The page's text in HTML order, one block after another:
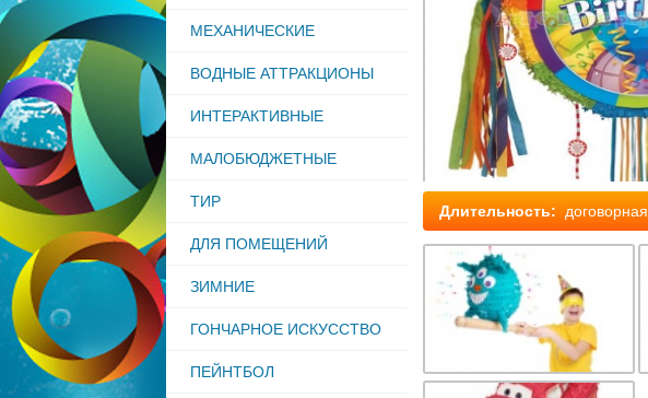
МЕХАНИЧЕСКИЕ
ВОДНЫЕ АТТРАКЦИОНЫ
ИНТЕРАКТИВНЫЕ
МАЛОБЮДЖЕТНЫЕ
ТИР
ДЛЯ ПОМЕЩЕНИЙ
ЗИМНИЕ
ГОНЧАРНОЕ ИСКУССТВО
ПЕЙНТБОЛ
Длительность: договорная